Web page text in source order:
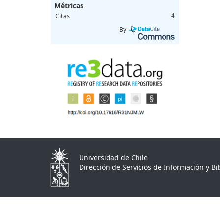
Métricas
Citas 4
By
Universidad de Chile
Dirección de Servicios de Información y